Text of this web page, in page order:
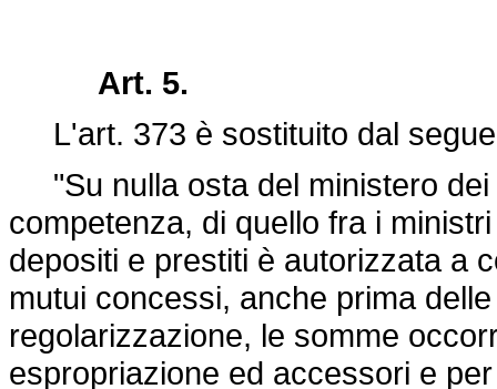
Art. 5.
L'art. 373 è sostituito dal
"Su nulla osta del ministero dei
competenza, di quello fra i
depositi e prestiti è autorizzata a
mutui concessi, anche prima
regolarizzazione, le somme
espropriazione ed accessori e